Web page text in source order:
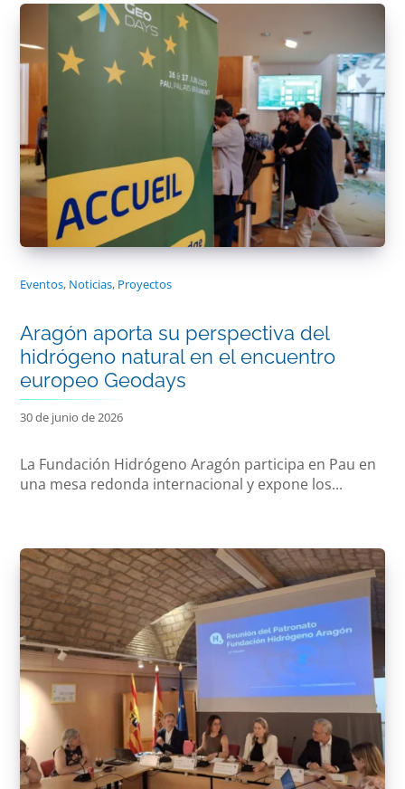
Eventos, Noticias, Proyectos
Aragón aporta su perspectiva del
hidrógeno natural en el encuentro
europeo Geodays
30 de junio de 2026
La Fundación Hidrógeno Aragón participa en Pau en
una mesa redonda internacional y expone los...